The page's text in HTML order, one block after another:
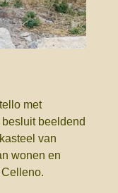
met
beeldend
van
wonen en